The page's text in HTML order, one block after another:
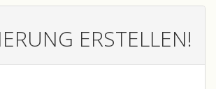
ERSTELLEN!